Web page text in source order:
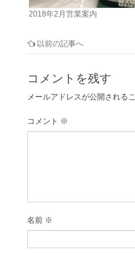
2018年2月営業案内
以前の記事へ
コメントを残す
メールアドレスが公開される
コメント ※
名前 ※